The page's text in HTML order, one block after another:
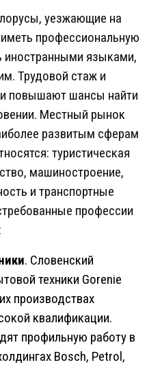
уезжающие на
профессиональную
иностранными языками,
Трудовой стаж и
повышают шансы найти
Местный рынок
развитым сферам
туристическая
машиностроение,
и транспортные
профессии
. Словенский
техники Gorenie
производствах
квалификации.
профильную работу в
Bosch, Petrol,